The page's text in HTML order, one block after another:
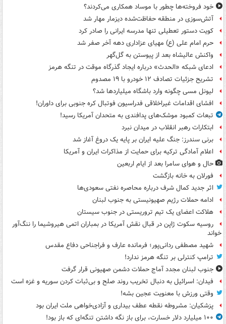
خود فروخته‌ها چطور با موساد همکاری می‌کردند؟
آتش‌سوزی در منطقه حفاظت‌شده دیزمار مهار شد
کویت دستور تعطیلی تنها مدرسه ایرانی را صادر کرد
حرم امام علی (ع) مهیای عزاداری دهه آخر صفر شد
واکنش عالیشاه بعد از پیوستن به گل‌گهر
ادعای شبکه «الحدث» درباره ایجاد گذرگاه موقت در تنگه هرمز
تشریح جزئیات تصادف ۱۲ خودرو با ۱۹ مصدوم
لیونل مسی چگونه وارد باشگاه میلیاردها شد؟
افشای اقدامات غیراخلاقی فدراسیون فوتبال کره جنوبی برای داوران!
تبعات کمبود موشک‌های پدافندی به متحدان آمریکا رسید!
ابتکارات رهبر انقلاب در میدان نبرد
برنی سندرز: جنگ علیه ایران بر پایه یک دروغ آغاز شد
اعلام آمادگی ترکیه برای حمایت از مذاکرات ایران و آمریکا
حال و هوای سامرا بعد از ایام اربعین
فورلان به خانه بازگشت
اثر جدید کمال شرف درباره محاصره نفتی سعودی‌ها
ادامه حملات رژیم صهیونیستی به جنوب لبنان
هلاکت اعضای یک تیم تروریستی در جنوب سیستان
روسیه سکوت ژاپن در قبال نقش آمریکا در بمباران اتمی هیروشیما را ننگ‌آور
خواند
شهید مصطفی ردانی‌پور؛ فرمانده عارف و فراجناحی دفاع مقدس
ترامپ کنترلی بر تنگه هرمز ندارد!
جنوب لبنان مجدد آماج حملات دشمن صهیونی قرار گرفت
فیدان: اسرائیل به دنبال تخریب روند صلح و بی‌ثبات کردن سوریه و غزه است
وقتی ورزش با معنویت عجین بشه!
پزشکیان: مشروطه نقطه عطف بیداری و آزادی‌خواهی ملت ایران بود
۱۰۰ میلیارد دلار خسارت، برای باز نگه داشتن تنگه‌ای که باز بود!